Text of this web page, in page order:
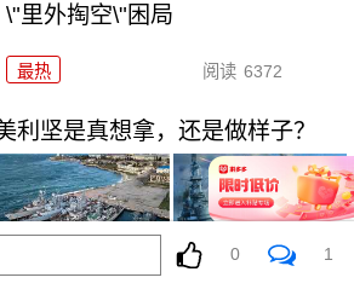
\"里外掏空\"困局
最热 阅读 6372
利坚是真想拿，还是做样子？
0 1